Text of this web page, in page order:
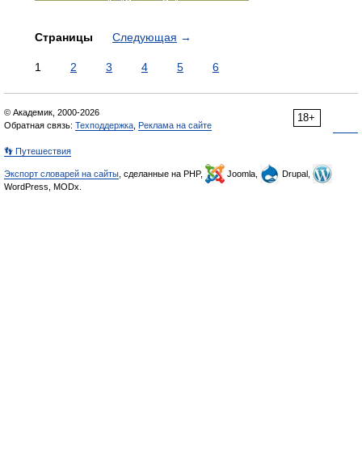
Страницы Следующая →
1 2 3 4 5 6
18+
© Академик, 2000-2026
Обратная связь: Техподдержка Реклама на сайте
👣 Путешествия
Экспорт словарей на сайты , сделанные на PHP, Joomla,
Drupal,
WordPress, MODx.